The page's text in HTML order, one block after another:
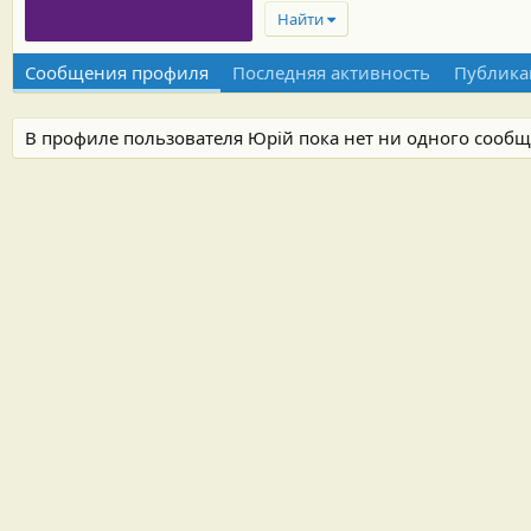
Найти
Сообщения профиля Последняя активность
В профиле пользователя Юрiй пока нет ни одного